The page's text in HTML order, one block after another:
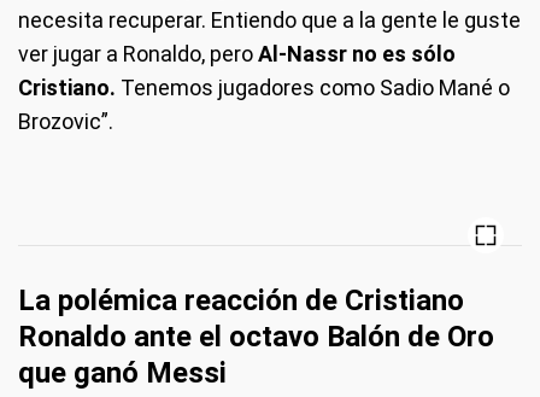
necesita recuperar. Entiendo que a la gente le guste
ver jugar a Ronaldo, peroAl-Nassr no es sólo
Cristiano. Tenemos jugadores como Sadio Mané o
Brozovic”.
La polémica reacción de Cristiano
Ronaldo ante el octavo Balón de Oro
que ganó Messi